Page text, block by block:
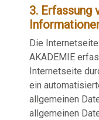
3. Erfassung
Die
AKADEMIE
Internetseite
ein
allgemeinen
allgemeinen